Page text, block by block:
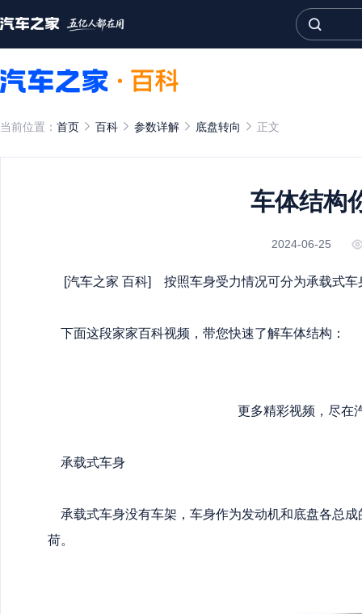
当前位置： 首页 百科 参数详解 底盘转向 正文
车体结构
2024-06-25
[汽车之家 百科] 按照车身受力情况可分为承载式车
下面这段家家百科视频，带您快速了解车体结构：
更多精彩视频，尽在
承载式车身
承载式车身没有车架，车身作为发动机和底盘各总
荷。